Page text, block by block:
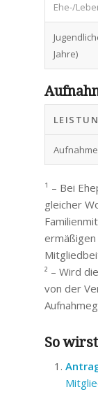
Ehe-/
Jahre)
¹ – Bei
gleicher
² – Wird
von der
So